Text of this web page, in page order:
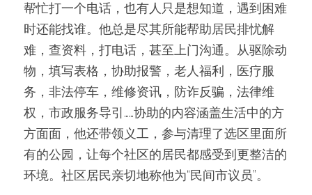
帮忙打一个电话，也有人只是想知道，遇到困难
时还能找谁。他总是尽其所能帮助居民排忧解
难，查资料，打电话，甚至上门沟通。从驱除动
物，填写表格，协助报警，老人福利，医疗服
务，非法停车，维修资讯，防诈反骗，法律维
权，市政服务导引……协助的内容涵盖生活中的方
方面面，他还带领义工，参与清理了选区里面所
有的公园，让每个社区的居民都感受到更整洁的
环境。社区居民亲切地称他为“民间市议员”。